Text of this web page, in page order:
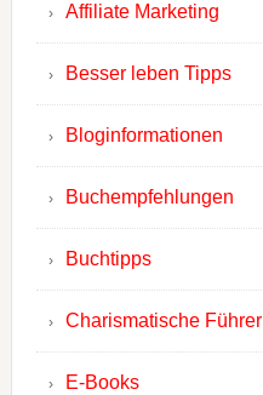
Affiliate Marketing
Besser leben Tipps
Bloginformationen
Buchempfehlungen
Buchtipps
Charismatische Führer
E-Books